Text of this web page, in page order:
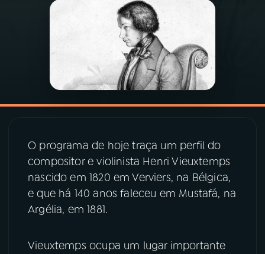
PROGRAMAÇÃO
PODCASTS
07ÚLTIMAS
PRÊMIO RÁDIO MEC
ACOMPANHE A RÁDIO MEC
O programa de hoje traça um perfil do
compositor e violinista Henri Vieuxtemps
nascido em 1820 em Verviers, na Bélgica,
e que há 140 anos faleceu em Mustafá, na
Argélia, em 1881.
Vieuxtemps ocupa um lugar importante